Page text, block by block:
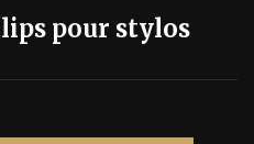
pour stylos